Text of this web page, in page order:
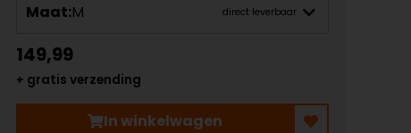
Maat:M direct leverbaar
149,99
+ gratis verzending
In winkelwagen